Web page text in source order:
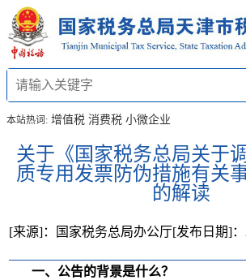
本站热词: 增值税 消费税 小微企业
关于《国家税务总局关于
质专用发票防伪措施有关
的解读
[发布日期]：
[来源]：国家税务总局办公厅
一、公告的背景是什么？